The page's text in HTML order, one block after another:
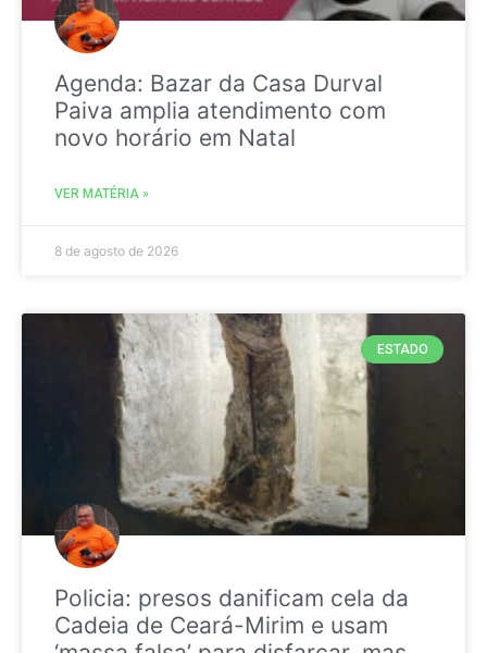
Agenda: Bazar da Casa Durval
Paiva amplia atendimento com
novo horário em Natal
VER MATÉRIA »
8 de agosto de 2026
ESTADO
Policia: presos danificam cela da
Cadeia de Ceará-Mirim e usam